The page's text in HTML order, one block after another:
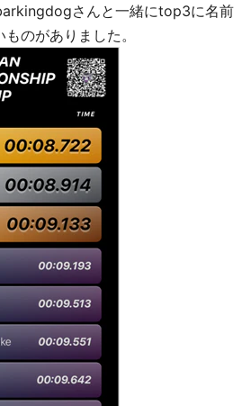
さんと一緒にtop3に名前
のがありました。